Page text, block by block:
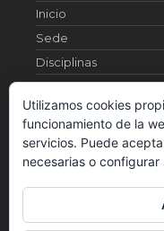
Inicio
Sede
Disciplinas
Artículos
¿Quienes somos?
Fotos
Contacto
Utilizamos cookies
funcionamiento de la
servicios. Puede
necesarias o